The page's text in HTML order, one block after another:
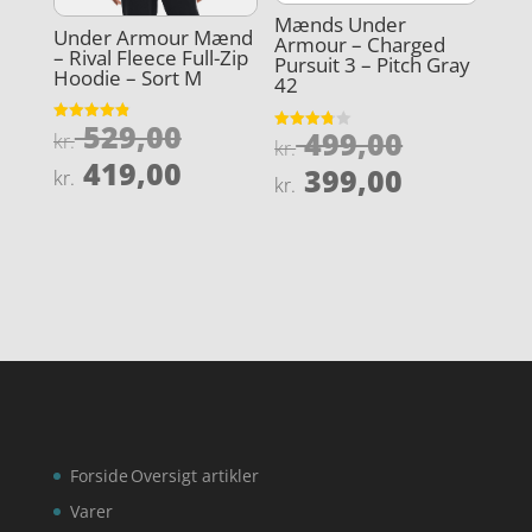
Under Armour Mænd
– Rival Fleece Full-Zip
Hoodie – Sort M
Vurderet
4.9
kr.529,00Den
oprindelige
kr. 419,00Den
aktuelle
Mænds Under
Armour – Charged
Pursuit 3 – Pitch Gray
42
Vurderet
3.8
kr.499,00Den
kr. 399,00
Forside
Varer
Oversigt artikler